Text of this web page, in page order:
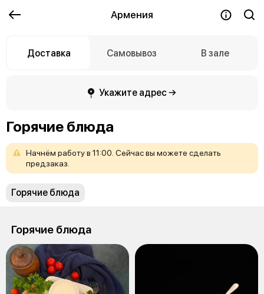
Армения
Доставка Самовывоз В зале
Укажите адрес →
Горячие блюда
Начнём работув 11:00. Сейчасвы можете сделать
предзаказ.
Горячие блюда
Горячие блюда